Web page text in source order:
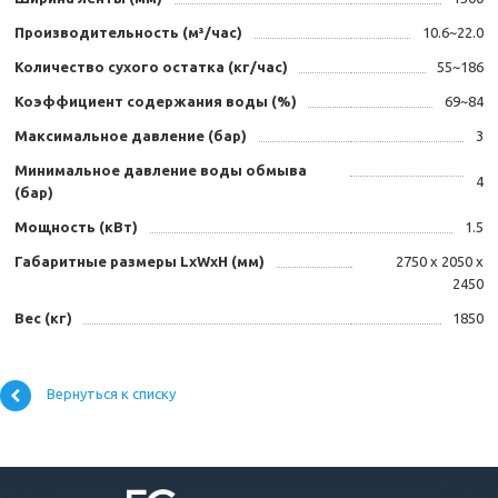
Производительность (м³/час) 10.6~22.0
Количество сухого остатка (кг/час) 55~186
Коэффициент содержания воды (%) 69~84
Максимальное давление (бар) 3
Минимальное давление воды обмыва
(бар)
4
Мощность (кВт) 1.5
Габаритные размеры LxWxH (мм)
2750 x 2050 x
2450
Вес (кг) 1850
Вернуться к списку